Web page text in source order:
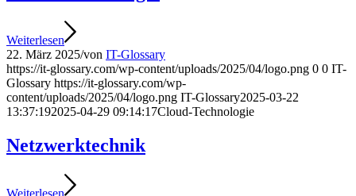
Weiterlesen
22. März 2025/von IT-Glossary
https://it-glossary.com/wp-content/uploads/2025/04/logo.png 0 0 IT-
Glossary https://it-glossary.com/wp-
content/uploads/2025/04/logo.png IT-Glossary2025-03-22
13:37:192025-04-29 09:14:17Cloud-Technologie
Netzwerktechnik
Weiterlesen